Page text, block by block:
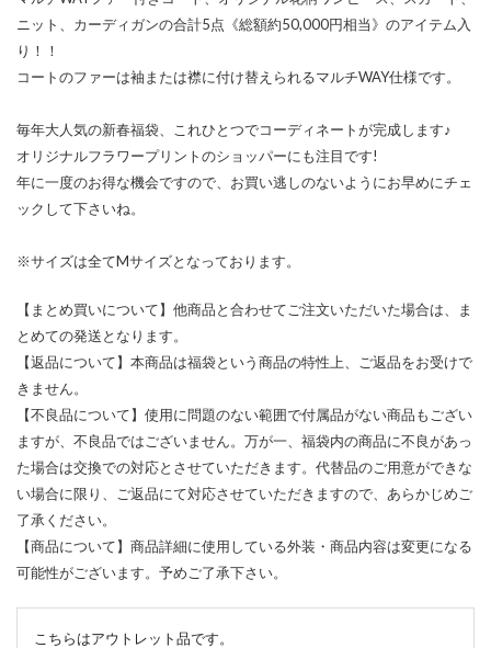
ニット、カーディガンの合計5点《総額約50,000円相当》のアイテム入
り！！
コートのファーは袖または襟に付け替えられるマルチWAY仕様です。
毎年大人気の新春福袋、これひとつでコーディネートが完成します♪
オリジナルフラワープリントのショッパーにも注目です!
年に一度のお得な機会ですので、お買い逃しのないようにお早めにチェ
ックして下さいね。
※サイズは全てMサイズとなっております。
【まとめ買いについて】他商品と合わせてご注文いただいた場合は、ま
とめての発送となります。
【返品について】本商品は福袋という商品の特性上、ご返品をお受けで
きません。
【不良品について】使用に問題のない範囲で付属品がない商品もござい
ますが、不良品ではございません。万が一、福袋内の商品に不良があっ
た場合は交換での対応とさせていただきます。代替品のご用意ができな
い場合に限り、ご返品にて対応させていただきますので、あらかじめご
了承ください。
【商品について】商品詳細に使用している外装・商品内容は変更になる
可能性がございます。予めご了承下さい。
こちらはアウトレット品です。